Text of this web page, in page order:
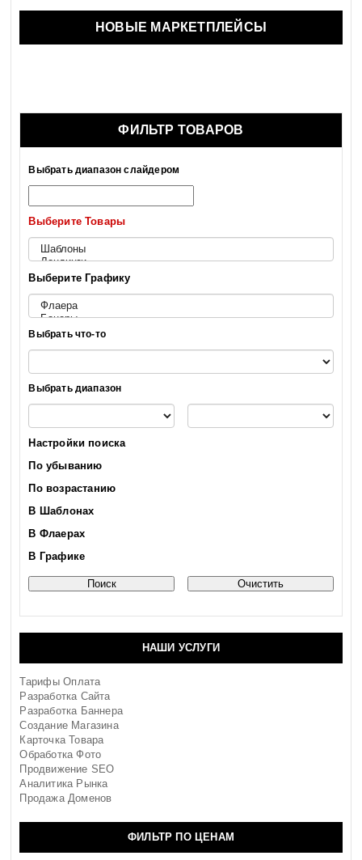
НОВЫЕ МАРКЕТПЛЕЙСЫ
ФИЛЬТР ТОВАРОВ
Выбрать диапазон слайдером
Выберите Товары
Выберите Графику
Выбрать что-то
Выбрать диапазон
Настройки поиска
По убыванию
По возрастанию
В Шаблонах
В Флаерах
В Графике
НАШИ УСЛУГИ
Тарифы Оплата
Разработка Сайта
Разработка Баннера
Создание Магазина
Карточка Товара
Обработка Фото
Продвижение SEO
Аналитика Рынка
Продажа Доменов
ФИЛЬТР ПО ЦЕНАМ